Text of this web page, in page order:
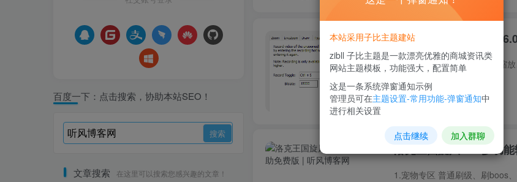
ZoomIt演示辅助软件
优盟盒子
听风 3年前
洛克王国旋风v3.9多功
百度一下：点击搜索，协助本站SEO！
文章搜索 在这里可以搜索您感兴趣的文章！
本站采用子比主题建站
zibll 子比主题是一款漂亮优雅的商城资讯类
网站主题模板，功能强大，配置简单
这是一条系统弹窗通知示例
管理员可在主题设置-常用功能-弹窗通知中
进行相关设置
点击继续 加入群聊